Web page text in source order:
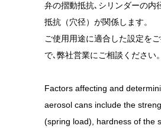
弁の摺動抵抗､シリンダーの内
抵抗（穴径）が関係します。
ご使用用途に適合した設定を
で､弊社営業にご相談ください。
Factors affecting and
aerosol cans include the
(spring load), hardness of the